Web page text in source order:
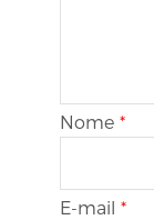
Nome *
E-mail *